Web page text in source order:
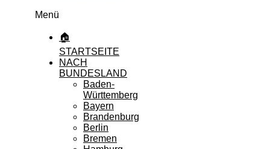
Menü
🏠
STARTSEITE
NACH
BUNDESLAND
Baden-
Württemberg
Bayern
Brandenburg
Berlin
Bremen